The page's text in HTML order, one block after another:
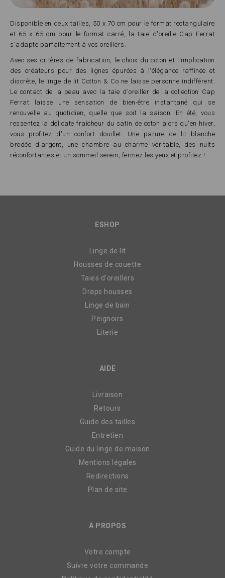
Disponible en deux tailles, 50 x 70 cm pour le format rectangulaire
et 65 x 65 cm pour le format carré, la taie d'oreille Cap Ferrat
s'adapte parfaitement à vos oreillers.
Avec ses critères de fabrication, le choix du coton et l'implication
des créateurs pour des lignes épurées à l'élégance raffinée et
discrète, le linge de lit Cotton & Co ne laisse personne indifférent.
Le contact de la peau avec la taie d'oreiller de la collection Cap
Ferrat laisse une sensation de bien-être instantané qui se
renouvelle au quotidien, quelle que soit la saison. En été, vous
ressentez la délicate fraîcheur du satin de coton alors qu'en hiver,
vous profitez d'un confort douillet. Une parure de lit blanche
brodée d'argent, une chambre au charme véritable, des nuits
réconfortantes et un sommeil serein, fermez les yeux et profitez !
ESHOP
Linge de lit
Housses de couette
Taies d'oreillers
Draps housses
Linge de bain
Peignoirs
Literie
AIDE
Livraison
Retours
Guide des tailles
Entretien
Guide du linge de maison
Mentions légales
Redirections
Plan de site
À PROPOS
Votre compte
Suivre votre commande